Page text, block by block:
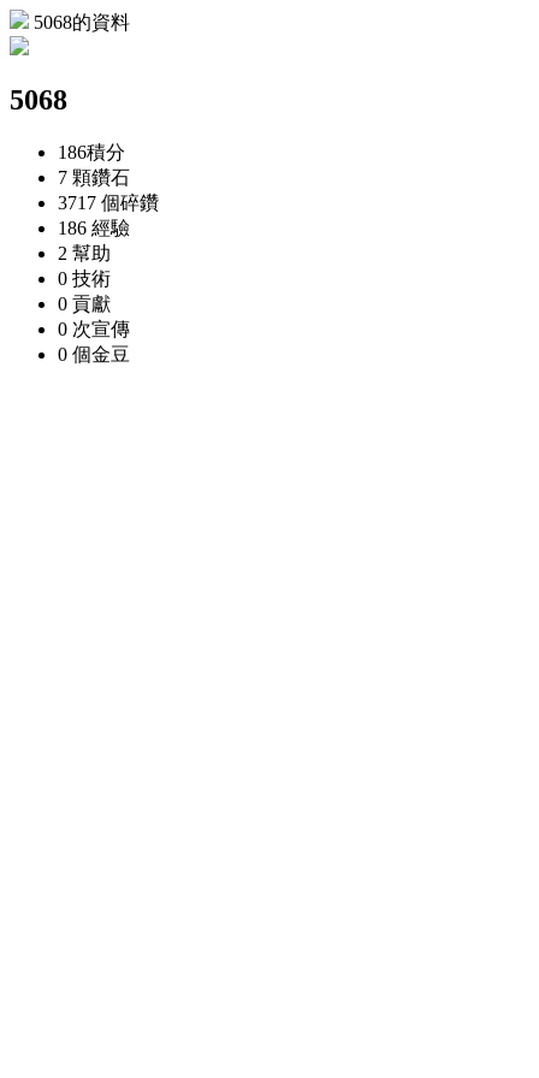
5068的資料
5068
186積分
7 顆鑽石
3717 個碎鑽
186 經驗
2 幫助
0 技術
0 貢獻
0 次宣傳
0 個金豆